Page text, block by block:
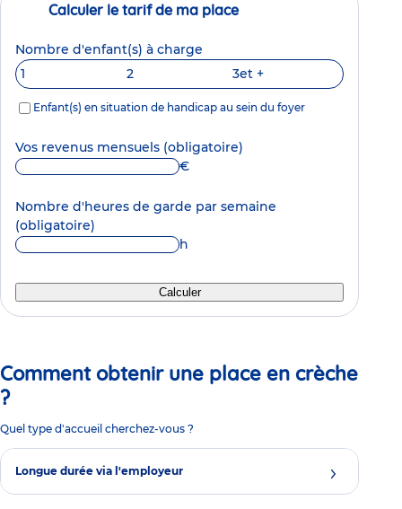
Calculer le tarif de ma place
Nombre d'enfant(s) à charge
1
2 3et +
Enfant(s) en situation de handicap au sein du foyer
Vos revenus mensuels (obligatoire)
€
Nombre d'heures de garde par semaine
(obligatoire)
h
Calculer
Comment obtenir une place en crèche
?
Quel type d'accueil cherchez-vous ?
Longue durée via l'employeur